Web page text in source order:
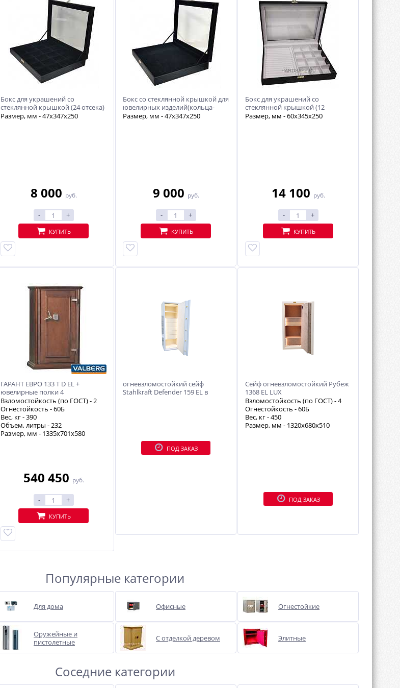
Бокс для украшений со
стеклянной крышкой (24 отсека)
Размер, мм - 47х347х250
8 000 руб.
- +
КУПИТЬ
Бокс со стеклянной крышкой для
ювелирных изделий(кольца-
серьги).
Размер, мм - 47х347х250
9 000 руб.
- +
КУПИТЬ
Бокс для украшений со
стеклянной крышкой (12
отсеков)
Размер, мм - 60х345х250
14 100 руб.
- +
КУПИТЬ
ГАРАНТ ЕВРО 133 Т D EL +
ювелирные полки 4
Взломостойкость (по ГОСТ) -2
Огнестойкость -60Б
Вес, кг -390
Объем, литры -232
Размер, мм - 1335х701х580
540 450 руб.
- +
КУПИТЬ
огневзломостойкий сейф
Stahlkraft Defender 159 EL в
ПОД ЗАКАЗ
Сейф огневзломостойкий Рубеж
1368 EL LUX
Взломостойкость (по ГОСТ) -4
Огнестойкость -60Б
Вес, кг -450
Размер, мм - 1320х680х510
ПОД ЗАКАЗ
Популярные категории
Для дома Офисные Огнестойкие
Оружейные и
пистолетные
С отделкой деревом Элитные
Соседние категории